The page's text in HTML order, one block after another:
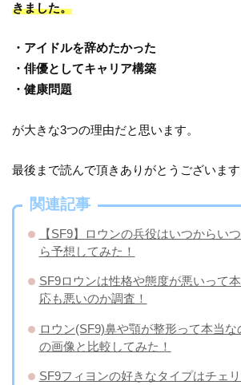
きました。
・アイドルを辞めたかった
・俳優としてキャリア構築
・健康問題
が大きな3つの理由だと思います。
最後まで読んで頂きありがとうございます
関連記事
【SF9】ロウンの兵役はいつからい
ら予想してみた！
SF9ロウンは性格や態度が悪いって
応も悪いのか調査！
ロウン(SF9)鼻や顎が整形って本当
の画像と比較してみた！
SF9フィヨンの好きなタイプはチェ